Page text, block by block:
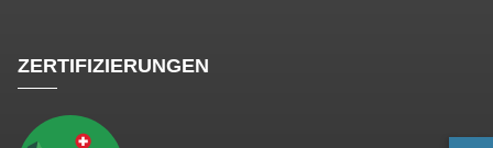
ZERTIFIZIERUNGEN